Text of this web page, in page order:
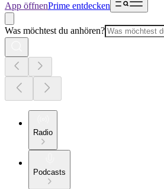
App öffnenPrime entdecken
Was möchtest du anhören?
Radio
Podcasts